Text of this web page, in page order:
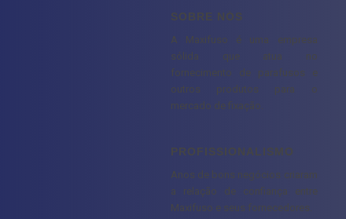
SOBRE NÓS
A Maxifuso é uma empresa
sólida que atua no
fornecimento de parafusos e
outros produtos para o
mercado de fixação.
PROFISSIONALISMO
Anos de bons negócios criaram
a relação de confiança entre
Maxifuso e seus fornecedores.